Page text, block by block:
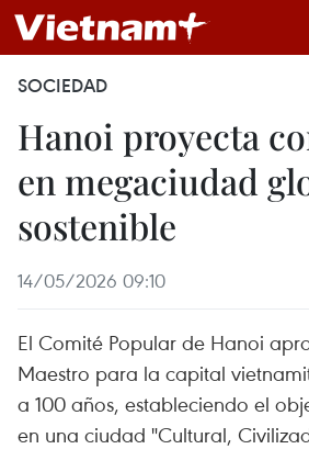
SOCIEDAD
Hanoi proyecta
en megaciudad
sostenible
14/05/2026 09:10
El Comité Popular de Hanoi
Maestro para la capital
a 100 años, estableciendo el
en una ciudad "Cultural,